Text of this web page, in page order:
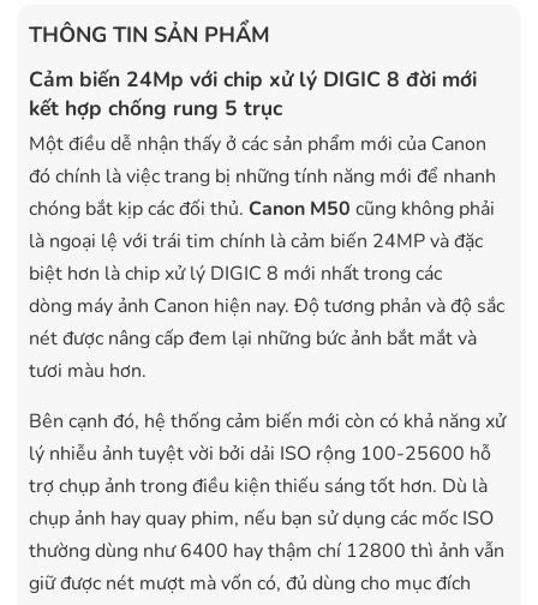
THÔNG TIN SẢN PHẨM
Cảm biến 24Mp với chip xử lý DIGIC 8 đời mới
kết hợp chống rung 5 trục
Một điều dễ nhận thấy ở các sản phẩm mới của Canon
đó chính là việc trang bị những tính năng mới để nhanh
chóng bắt kịp các đối thủ. Canon M50 cũng không phải
là ngoại lệ với trái tim chính là cảm biến 24MP và đặc
biệt hơn là chip xử lý DIGIC 8 mới nhất trong các
dòng máy ảnh Canon hiện nay. Độ tương phản và độ sắc
nét được nâng cấp đem lại những bức ảnh bắt mắt và
tươi màu hơn.
Bên cạnh đó, hệ thống cảm biến mới còn có khả năng xử
lý nhiễu ảnh tuyệt vời bởi dải ISO rộng 100-25600 hỗ
trợ chụp ảnh trong điều kiện thiếu sáng tốt hơn. Dù là
chụp ảnh hay quay phim, nếu bạn sử dụng các mốc ISO
thường dùng như 6400 hay thậm chí 12800 thì ảnh vẫn
giữ được nét mượt mà vốn có, đủ dùng cho mục đích